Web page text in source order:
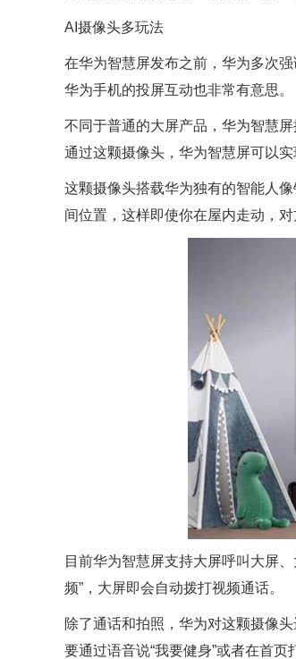
AI摄像头多玩法
在华为智慧屏发布之前，华为多次
华为手机的投屏互动也非常有意思。
不同于普通的大屏产品，华为智慧
通过这颗摄像头，华为智慧屏可以
这颗摄像头搭载华为独有的智能人
间位置，这样即使你在屋内走动，对
目前华为智慧屏支持大屏呼叫大屏
频”，大屏即会自动拨打视频通话。
除了通话和拍照，华为对这颗摄像
要通过语音说“我要健身”或者在首页